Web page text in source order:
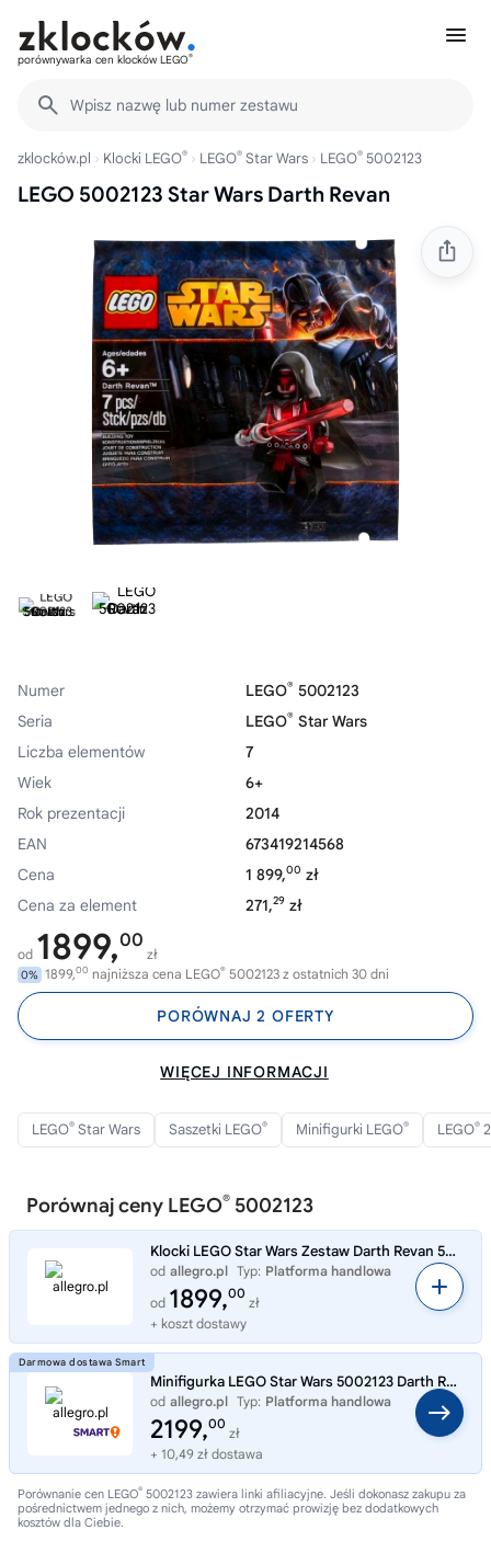
porównywarka cen klocków LEGO®
Wpisz nazwę lub numer zestawu
zklocków.pl Klocki LEGO® LEGO® Star Wars LEGO® 5002123
LEGO 5002123 Star Wars Darth Revan
Numer LEGO® 5002123
Seria
LEGO® Star Wars
Liczba elementów
7
Wiek
6+
Rok prezentacji
2014
EAN
673419214568
Cena
1 899,00 zł
Cena za element
271,29 zł
od 1899,00
zł
0% 1899,00 najniższa cena LEGO® 5002123 z ostatnich 30 dni
PORÓWNAJ 2 OFERTY
WIĘCEJ INFORMACJI
LEGO® Star Wars Saszetki LEGO® Minifigurki LEGO® LEGO®
Porównaj ceny LEGO® 5002123
Klocki LEGO Star Wars Zestaw Darth Revan 5002123
od allegro.pl Typ: Platforma handlowa
od 1899,00
zł
+ koszt dostawy
Minifigurka LEGO Star Wars 5002123 Darth Revan sw0547
od allegro.pl Typ: Platforma handlowa
2199,00
zł
+ 10,49 zł dostawa
Porównanie cen LEGO® 5002123 zawiera linki afiliacyjne. Jeśli dokonasz zakupu za
pośrednictwem jednego z nich, możemy otrzymać prowizję bez dodatkowych
kosztów dla Ciebie.